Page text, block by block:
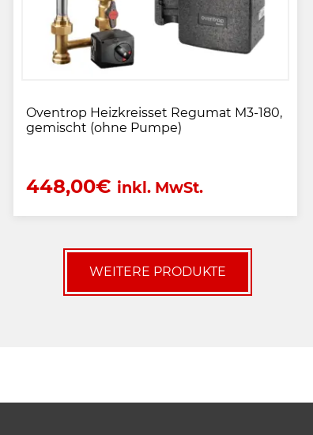
Oventrop Heizkreisset Regumat M3-180,
gemischt (ohne Pumpe)
448,00€ inkl. MwSt.
WEITERE PRODUKTE